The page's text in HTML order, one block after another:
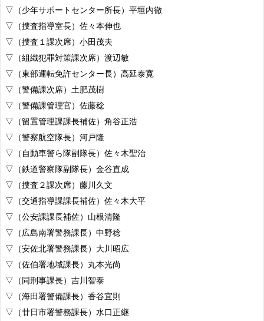
▽（少年サポートセンター所長）平垣内徹
▽（捜査指導室長）佐々本伸也
▽（捜査１課次席）小田茂夫
▽（組織犯罪対策課次席）渡辺敏
▽（東部運転免許センター長）高延泰寛
▽（警備課次席）土肥茂樹
▽（警備課管理官）佐藤稔
▽（留置管理課課長補佐）角谷正浩
▽（警察航空隊長）河戸隆
▽（自動車警ら隊副隊長）佐々木聖治
▽（鉄道警察隊副隊長）金谷直成
▽（捜査２課次席）藤川久文
▽（交通指導課課長補佐）佐々木大平
▽（公安課課長補佐）山根清隆
▽（広島南署警務課長）中野稔
▽（安佐北署警務課長）大川昭広
▽（佐伯署地域課長）丸本光尚
▽（同刑事課長）吉川智泰
▽（海田署警備課長）香谷宜則
▽（廿日市署警務課長）水口正継